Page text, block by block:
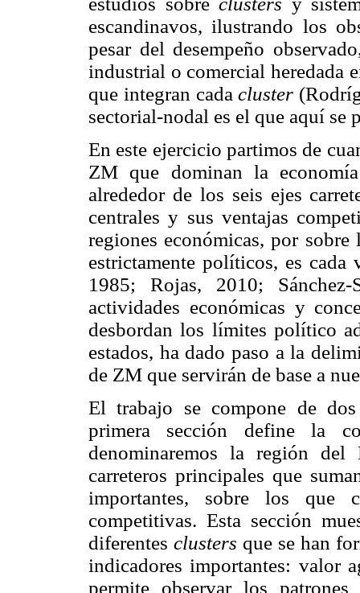
escandinavos, ilustrando los
pesar del desempeño
industrial o comercial heredada
que integran cadacluster
sectorial-nodal es el que aquí se
En este ejercicio partimos de
ZM que dominan la
alrededor de los seis ejes
centrales y sus ventajas
regiones económicas, por
estrictamente políticos, es cada
1985; Rojas, 2010;
actividades económicas y
desbordan los límites político
estados, ha dado paso a la
de ZM que servirán de base a
El trabajo se compone de dos
primera sección define la
denominaremos la región
carreteros principales que
importantes, sobre los que
competitivas. Esta sección
diferentes clusters que se han
indicadores importantes: valor
permite observar los